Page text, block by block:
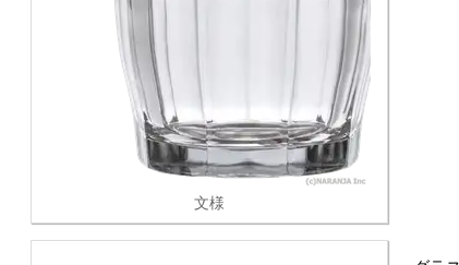
文様